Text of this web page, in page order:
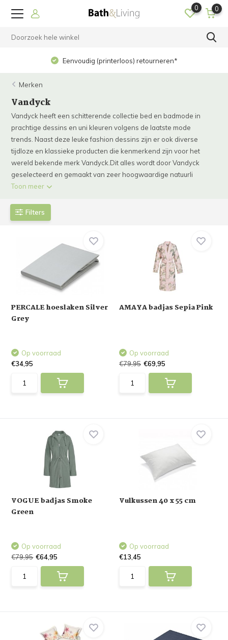
0 0
Op werkdagen voor 15.00 uur besteld? Dezelfde dag
verzonden!
Merken
Vandyck
Vandyck heeft een schitterende collectie bed en badmode in
prachtige dessins en uni kleuren volgens de laatste mode
trends. Naast deze leuke fashion dessins zijn er ook diverse
tijdloze en klassieke producten die kenmerkend zijn voor het
wereld bekende merk Vandyck.Dit alles wordt door Vandyck
geselecteerd en gemaakt van zeer hoogwaardige natuurli
Toon meer
Filters
PERCALE hoeslaken Silver
Grey
Op voorraad
€34,95
AMAYA badjas Sepia Pink
Op voorraad
€79,95 €69,95
VOGUE badjas Smoke
Green
Op voorraad
€79,95 €64,95
Vulkussen 40 x 55 cm
Op voorraad
€13,45